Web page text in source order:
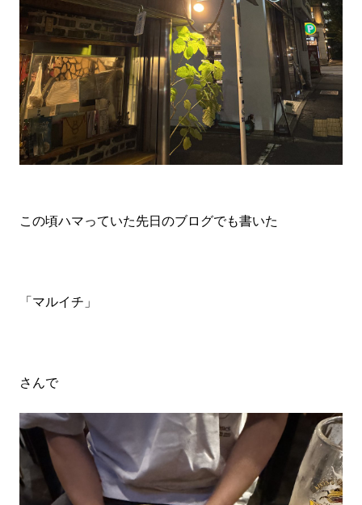
この頃ハマっていた先日のブログでも書いた
「マルイチ」
さんで